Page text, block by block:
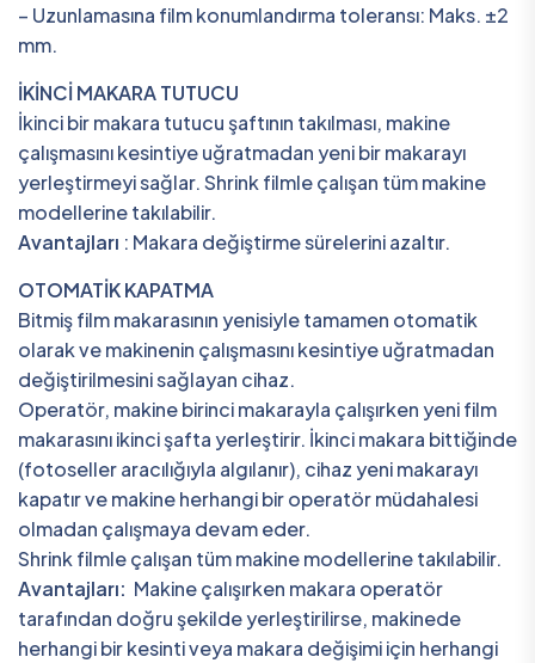
– Uzunlamasına film konumlandırma toleransı: Maks. ±2
mm.
İKİNCİ MAKARA TUTUCU
İkinci bir makara tutucu şaftının takılması, makine
çalışmasını kesintiye uğratmadan yeni bir makarayı
yerleştirmeyi sağlar. Shrink filmle çalışan tüm makine
modellerine takılabilir.
Avantajları : Makara değiştirme sürelerini azaltır.
OTOMATİK KAPATMA
Bitmiş film makarasının yenisiyle tamamen otomatik
olarak ve makinenin çalışmasını kesintiye uğratmadan
değiştirilmesini sağlayan cihaz.
Operatör, makine birinci makarayla çalışırken yeni film
makarasını ikinci şafta yerleştirir. İkinci makara bittiğinde
(fotoseller aracılığıyla algılanır), cihaz yeni makarayı
kapatır ve makine herhangi bir operatör müdahalesi
olmadan çalışmaya devam eder.
Shrink filmle çalışan tüm makine modellerine takılabilir.
Avantajları: Makine çalışırken makara operatör
tarafından doğru şekilde yerleştirilirse, makinede
herhangi bir kesinti veya makara değişimi için herhangi